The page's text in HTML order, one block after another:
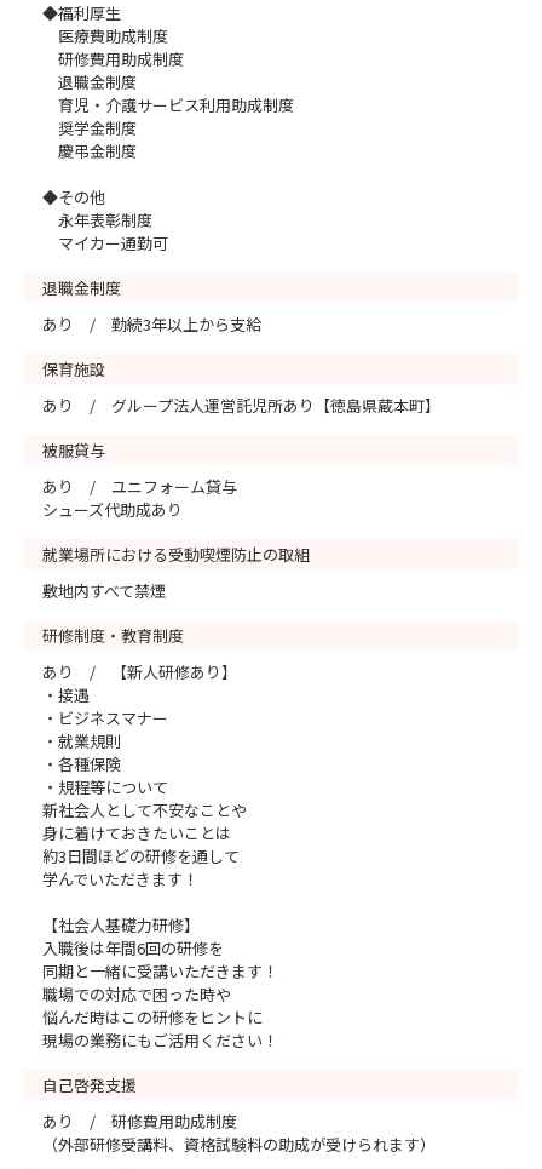
◆福利厚生
医療費助成制度
研修費用助成制度
退職金制度
育児・介護サービス利用助成制度
奨学金制度
慶弔金制度
◆その他
永年表彰制度
マイカー通勤可
退職金制度
あり / 勤続3年以上から支給
保育施設
あり / グループ法人運営託児所あり【徳島県蔵本町】
被服貸与
あり / ユニフォーム貸与
シューズ代助成あり
就業場所における受動喫煙防止の取組
敷地内すべて禁煙
研修制度・教育制度
あり / 【新人研修あり】
・接遇
・ビジネスマナー
・就業規則
・各種保険
・規程等について
新社会人として不安なことや
身に着けておきたいことは
約3日間ほどの研修を通して
学んでいただきます！
【社会人基礎力研修】
入職後は年間6回の研修を
同期と一緒に受講いただきます！
職場での対応で困った時や
悩んだ時はこの研修をヒントに
現場の業務にもご活用ください！
自己啓発支援
あり / 研修費用助成制度
（外部研修受講料、資格試験料の助成が受けられます）